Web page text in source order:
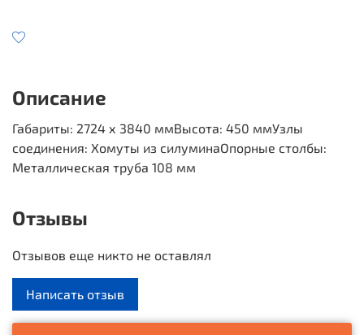
Описание
Габариты: 2724 х 3840 ммВысота: 450 ммУзлы
соединения: Хомуты из силуминаОпорные столбы:
Металлическая труба 108 мм
Отзывы
Отзывов еще никто не оставлял
Написать отзыв